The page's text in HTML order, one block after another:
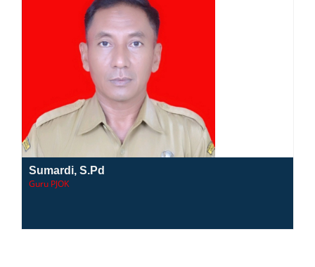
Sumardi, S.Pd
Guru PJOK